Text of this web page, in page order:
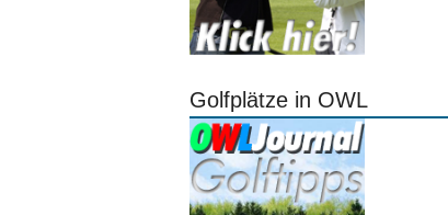
Golfplätze in OWL